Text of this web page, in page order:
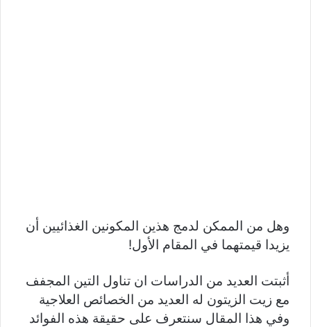
وهل من الممكن لدمج هذين المكونين الغذائيين أن
يزيدا قيمتهما في المقام الأول!
أثبتت العديد من الدراسات ان تناول التين المجفف
مع زيت الزيتون له العديد من الخصائص العلاجية
وفي هذا المقال سنتعرف على حقيقة هذه الفوائد